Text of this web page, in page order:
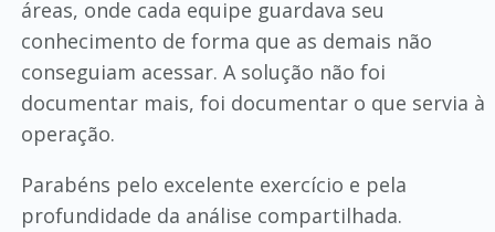
áreas, onde cada equipe guardava seu
conhecimento de forma que as demais não
conseguiam acessar. A solução não foi
documentar mais, foi documentar o que servia à
operação.
Parabéns pelo excelente exercício e pela
profundidade da análise compartilhada.